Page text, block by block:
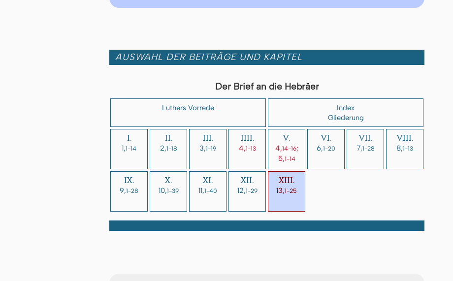
AUSWAHL DER BEITRÄGE UND KAPITEL
Der Brief an die Hebräer
Luthers Vorrede
Index
Gliederung
I.
1,1-14
II.
2,1-18
III.
3,1-19
IIII.
4,1-13
V.
4,14-16;
5,1-14
VI.
6,1-20
VII.
7,1-28
VIII.
8,1-13
IX.
9,1-28
X.
10,1-39
XI.
11,1-40
XII.
12,1-29
XIII.
13,1-25